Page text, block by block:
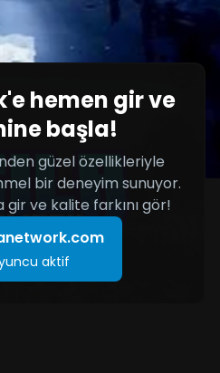
hemen gir ve
başla!
güzel özellikleriyle
bir deneyim sunuyor.
gir ve kalite farkını gör!
aktif